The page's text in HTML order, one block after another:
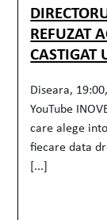
REFUZAT
CASTIGAT
Diseara,
YouTube
care alege
fiecare data
[...]